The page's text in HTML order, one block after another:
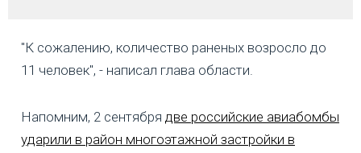
"К сожалению, количество раненых возросло до
11 человек", - написал глава области.
Напомним, 2 сентября две российские авиабомбы
ударили в район многоэтажной застройки в